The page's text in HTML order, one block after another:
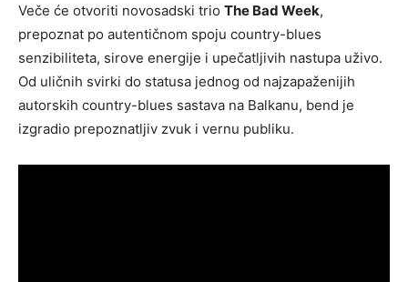
Veče će otvoriti novosadski trio The Bad Week,
prepoznat po autentičnom spoju country-blues
senzibiliteta, sirove energije i upečatljivih nastupa uživo.
Od uličnih svirki do statusa jednog od najzapaženijih
autorskih country-blues sastava na Balkanu, bend je
izgradio prepoznatljiv zvuk i vernu publiku.